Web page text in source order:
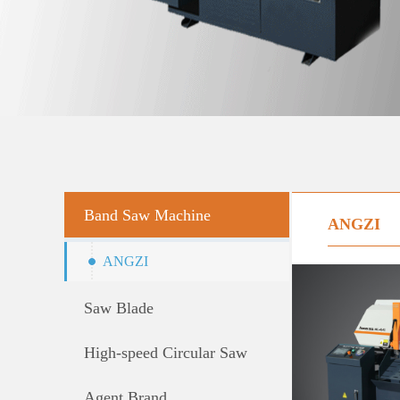
Band Saw Machine
ANGZI
Saw Blade
High-speed Circular Saw
ANGZI